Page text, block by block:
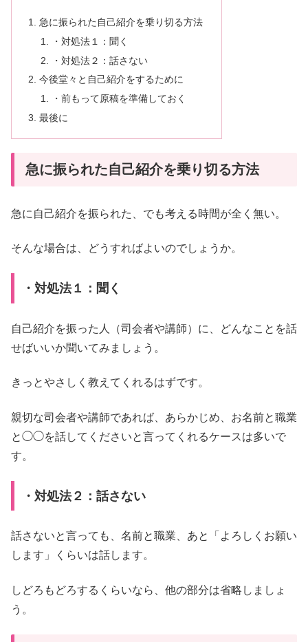
急に振られた自己紹介を乗り切る方法
・対処法１：聞く
・対処法２：話さない
今後堂々と自己紹介をするために
・前もって原稿を準備しておく
最後に
急に振られた自己紹介を乗り切る方法
急に自己紹介を振られた、でも考える時間が全く無い。
そんな場合は、どうすればよいのでしょうか。
・対処法１：聞く
自己紹介を振った人（司会者や講師）に、どんなことを話
せばいいか聞いてみましょう。
きっとやさしく教えてくれるはずです。
親切な司会者や講師であれば、あらかじめ、お名前と職業
と◯◯を話してくださいと言ってくれるケースは多いで
す。
・対処法２：話さない
話さないと言っても、名前と職業、あと「よろしくお願い
します」くらいは話します。
しどろもどろするくらいなら、他の部分は省略しましょ
う。